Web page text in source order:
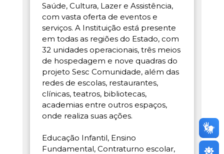
Saúde, Cultura, Lazer e Assistência,
com vasta oferta de eventos e
serviços. A Instituição está presente
em todas as regiões do Estado, com
32 unidades operacionais, três meios
de hospedagem e nove quadras do
projeto Sesc Comunidade, além das
redes de escolas, restaurantes,
clínicas, teatros, bibliotecas,
academias entre outros espaços,
onde realiza suas ações.
Educação Infantil, Ensino
Fundamental, Contraturno escolar,